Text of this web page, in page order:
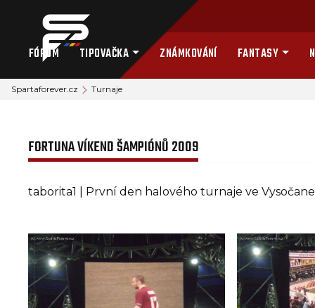
FÓRUM TIPOVAČKA ZNÁMKOVÁNÍ FANTASY
Spartaforever.cz Turnaje
FORTUNA VÍKEND ŠAMPIÓNŮ 2009
taborita1 | První den halového turnaje ve